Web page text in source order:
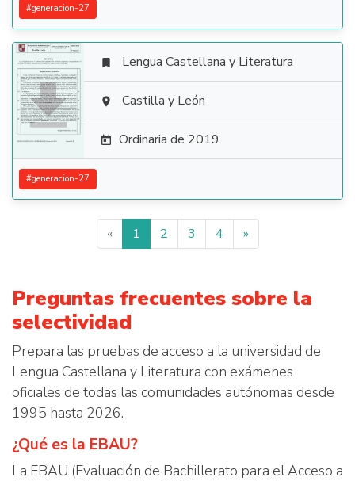
#generacion-27

 Lengua Castellana y Literatura
 Castilla y León
 Ordinaria de 2019
#generacion-27
« 1 2 3 4 »
Preguntas frecuentes sobre la
selectividad
Prepara las pruebas de acceso a la universidad de
Lengua Castellana y Literatura con exámenes
oficiales de todas las comunidades autónomas desde
1995 hasta 2026.
¿Qué es la EBAU?
La EBAU (Evaluación de Bachillerato para el Acceso a